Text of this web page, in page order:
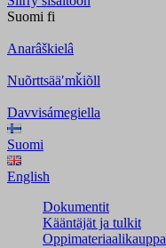
Suomi fi
Anarâškielâ
Nuõrttsääʹmǩiõll
Davvisámegiella
Suomi
English
Dokumentit
Kääntäjät ja tulkit
Oppimateriaalikauppa